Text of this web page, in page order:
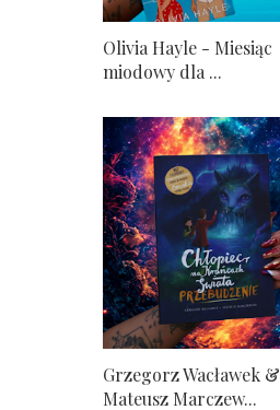
Olivia Hayle - Miesiąc
miodowy dla ...
Grzegorz Wacławek &
Mateusz Marczew...